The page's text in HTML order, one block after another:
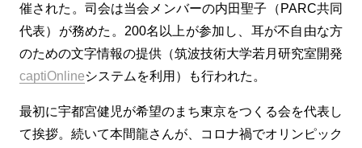
催された。司会は当会メンバーの内田聖子（ PARC共同
代表）が務めた。 200名以上が参加し、耳が不自由な方
のための文字情報の提供（筑波技術大学若月研究室開発
captiOnlineシステムを利用）も行われた。
最初に宇都宮健児が希望のまち東京をつくる会を代表し
て挨拶。続いて本間龍さんが、コロナ禍でオリンピック